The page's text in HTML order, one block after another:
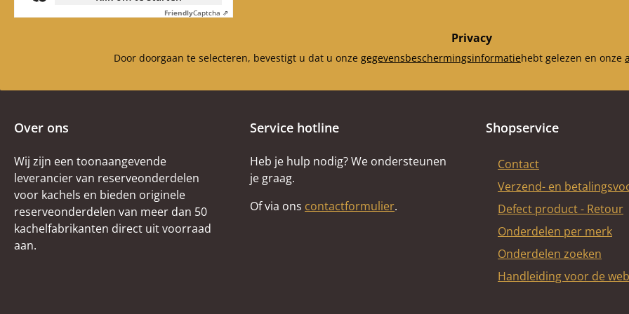
mm), achterwandsteen
mm) Materiaal metaal
(330/380 x 90 mm)
Doorbuiging van de trein
FriendlyCaptcha ⇗
Privacy
Door doorgaan te selecteren, bevestigt u dat u onze gegevensbeschermingsinformatiehebt gelezen en onze
Over ons
Wij zijn een toonaangevende
leverancier van reserveonderdelen
voor kachels en bieden originele
reserveonderdelen van meer dan 50
kachelfabrikanten direct uit voorraad
aan.
Service hotline
Heb je hulp nodig? We ondersteunen
je graag.
Of via ons contactformulier.
Shopservice
Contact
Verzend- en
Defect product - Retour
Onderdelen per merk
Onderdelen zoeken
Handleiding voor de